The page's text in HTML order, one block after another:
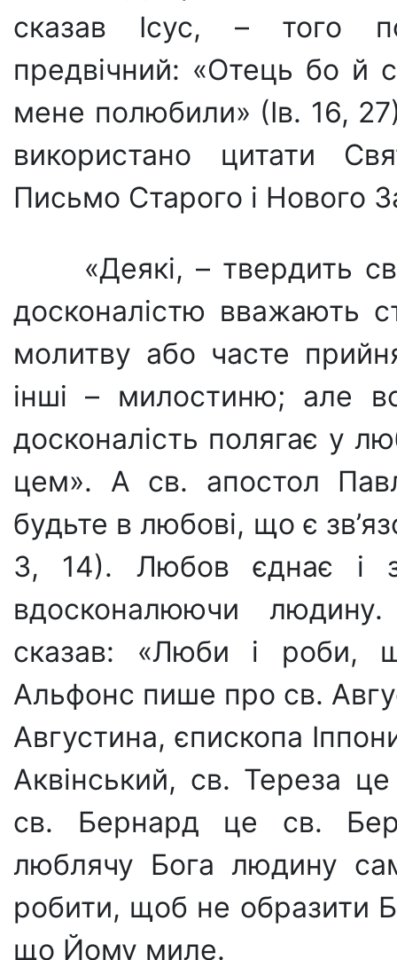
сказав Ісус, – того
предвічний: «Отець бо й
мене полюбили» (Ів. 16,
використано цита­ти
Письмо Старого і Нового
«Деякі, – твердить
досконалістю вва­жають
мо­литву або часте
інші – милостиню; але
досконалість полягає у
цем». А св. апостол
будьте в любові, що є
З, 14). Любов єднає і
вдосконалюючи
сказав: «Люби і роби,
Альфонс пише про св.
Августина, єпископа
Аквінський, св. Тереза
св. Бернард це св.
люблячу Бога людину
робити, щоб не об­разити
що Йому миле.